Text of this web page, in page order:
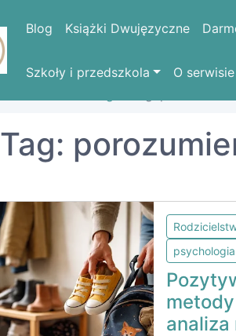
Blog Książki Dwujęzyczne
Szkoły i przedszkola O serwisie
Tag:
psychologia
analiza